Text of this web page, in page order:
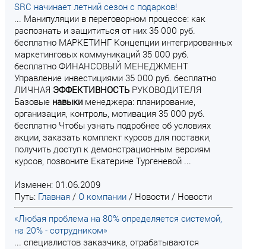
SRC начинает летний сезон с подарков!
... Манипуляции в переговорном процессе: как
распознать и защититься от них 35 000 руб.
бесплатно МАРКЕТИНГ Концепции интегрированных
маркетинговых коммуникаций 35 000 руб.
бесплатно ФИНАНСОВЫЙ МЕНЕДЖМЕНТ
Управление инвестициями 35 000 руб. бесплатно
ЛИЧНАЯ ЭФФЕКТИВНОСТЬ РУКОВОДИТЕЛЯ
Базовые навыки менеджера: планирование,
организация, контроль, мотивация 35 000 руб.
бесплатно Чтобы узнать подробнее об условиях
акции, заказать комплект курсов для поставки,
получить доступ к демонстрационным версиям
курсов, позвоните Екатерине Тургеневой ...
Изменен: 01.06.2009
Путь: Главная / О компании / Новости / Новости
«Любая проблема на 80% определяется системой,
на 20% - сотрудником»
... специалистов заказчика, отрабатываются